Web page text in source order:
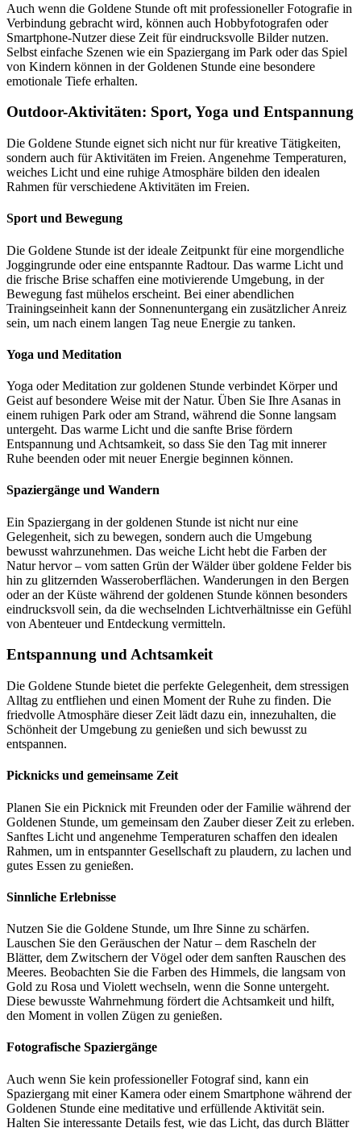
Auch wenn die Goldene Stunde oft mit professioneller Fotografie in
Verbindung gebracht wird, können auch Hobbyfotografen oder
Smartphone-Nutzer diese Zeit für eindrucksvolle Bilder nutzen.
Selbst einfache Szenen wie ein Spaziergang im Park oder das Spiel
von Kindern können in der Goldenen Stunde eine besondere
emotionale Tiefe erhalten.
Outdoor-Aktivitäten: Sport, Yoga und Entspannung
Die Goldene Stunde eignet sich nicht nur für kreative Tätigkeiten,
sondern auch für Aktivitäten im Freien. Angenehme Temperaturen,
weiches Licht und eine ruhige Atmosphäre bilden den idealen
Rahmen für verschiedene Aktivitäten im Freien.
Sport und Bewegung
Die Goldene Stunde ist der ideale Zeitpunkt für eine morgendliche
Joggingrunde oder eine entspannte Radtour. Das warme Licht und
die frische Brise schaffen eine motivierende Umgebung, in der
Bewegung fast mühelos erscheint. Bei einer abendlichen
Trainingseinheit kann der Sonnenuntergang ein zusätzlicher Anreiz
sein, um nach einem langen Tag neue Energie zu tanken.
Yoga und Meditation
Yoga oder Meditation zur goldenen Stunde verbindet Körper und
Geist auf besondere Weise mit der Natur. Üben Sie Ihre Asanas in
einem ruhigen Park oder am Strand, während die Sonne langsam
untergeht. Das warme Licht und die sanfte Brise fördern
Entspannung und Achtsamkeit, so dass Sie den Tag mit innerer
Ruhe beenden oder mit neuer Energie beginnen können.
Spaziergänge und Wandern
Ein Spaziergang in der goldenen Stunde ist nicht nur eine
Gelegenheit, sich zu bewegen, sondern auch die Umgebung
bewusst wahrzunehmen. Das weiche Licht hebt die Farben der
Natur hervor – vom satten Grün der Wälder über goldene Felder bis
hin zu glitzernden Wasseroberflächen. Wanderungen in den Bergen
oder an der Küste während der goldenen Stunde können besonders
eindrucksvoll sein, da die wechselnden Lichtverhältnisse ein Gefühl
von Abenteuer und Entdeckung vermitteln.
Entspannung und Achtsamkeit
Die Goldene Stunde bietet die perfekte Gelegenheit, dem stressigen
Alltag zu entfliehen und einen Moment der Ruhe zu finden. Die
friedvolle Atmosphäre dieser Zeit lädt dazu ein, innezuhalten, die
Schönheit der Umgebung zu genießen und sich bewusst zu
entspannen.
Picknicks und gemeinsame Zeit
Planen Sie ein Picknick mit Freunden oder der Familie während der
Goldenen Stunde, um gemeinsam den Zauber dieser Zeit zu erleben.
Sanftes Licht und angenehme Temperaturen schaffen den idealen
Rahmen, um in entspannter Gesellschaft zu plaudern, zu lachen und
gutes Essen zu genießen.
Sinnliche Erlebnisse
Nutzen Sie die Goldene Stunde, um Ihre Sinne zu schärfen.
Lauschen Sie den Geräuschen der Natur – dem Rascheln der
Blätter, dem Zwitschern der Vögel oder dem sanften Rauschen des
Meeres. Beobachten Sie die Farben des Himmels, die langsam von
Gold zu Rosa und Violett wechseln, wenn die Sonne untergeht.
Diese bewusste Wahrnehmung fördert die Achtsamkeit und hilft,
den Moment in vollen Zügen zu genießen.
Fotografische Spaziergänge
Auch wenn Sie kein professioneller Fotograf sind, kann ein
Spaziergang mit einer Kamera oder einem Smartphone während der
Goldenen Stunde eine meditative und erfüllende Aktivität sein.
Halten Sie interessante Details fest, wie das Licht, das durch Blätter